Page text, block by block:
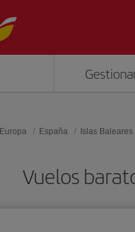
Europa España Islas Baleares
Vuelos